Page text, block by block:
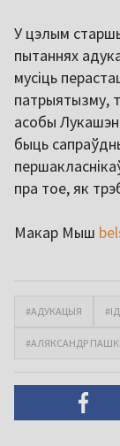
У цэлым
пытаннях
мусіць
патрыятызму,
асобы
быць
пра тое, як
Макар Мыш
#АДУКАЦЫЯ
#АЛЯКСАНДР